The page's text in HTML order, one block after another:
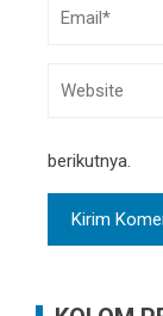
berikutnya.